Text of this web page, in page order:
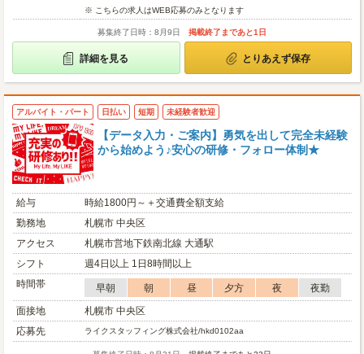
※ こちらの求人はWEB応募のみとなります
募集終了日時：8月9日 掲載終了まであと1日
詳細を見る とりあえず保存
アルバイト・パート 日払い 短期 未経験者歓迎
【データ入力・ご案内】勇気を出して完全未経験
から始めよう♪安心の研修・フォロー体制★
給与
時給1800円～＋交通費全額支給
勤務地
札幌市 中央区
アクセス
札幌市営地下鉄南北線 大通駅
シフト
週4日以上 1日8時間以上
時間帯
早朝 朝 昼 夕方 夜
夜勤
面接地
札幌市 中央区
応募先
ライクスタッフィング株式会社/hkd0102aa